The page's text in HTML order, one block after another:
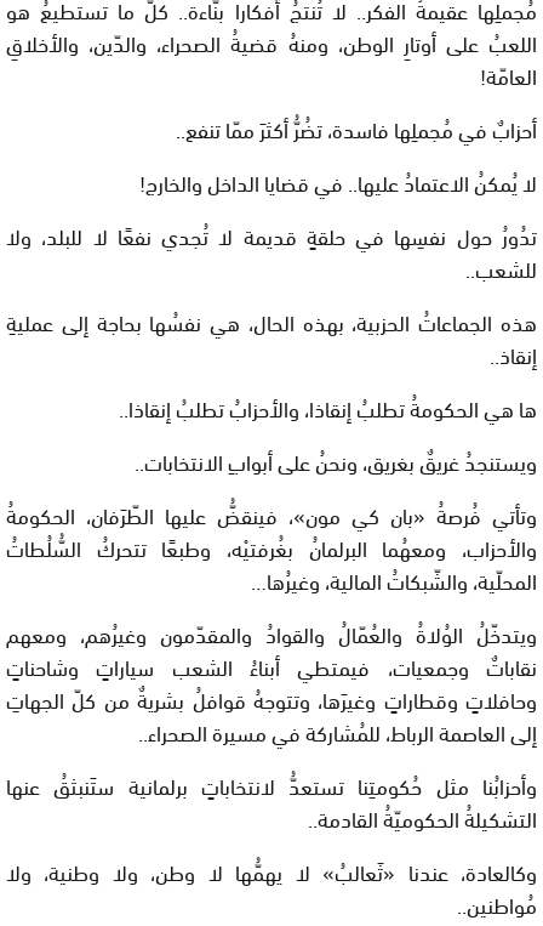
مُجملِها عقيمةُ الفكر.. لا تُنتجُ أفكارا بنّاءة.. كلُّ ما تستطيعُ هو
اللعبُ على أوتارِ الوطن، ومنهُ قضيةُ الصحراء، والدّين، والأخلاقِ
العامّة!
أحزابٌ في مُجملِها فاسدة، تضُرُّ أكثرَ ممّا تنفع..
لا يُمكنُ الاعتمادُ عليها.. في قضايا الداخل والخارج!
تدُورُ حول نفسِها في حلقةٍ قديمة لا تُجدي نفعًا لا للبلد، ولا
للشعب..
هذه الجماعاتُ الحزبية، بهذه الحال، هي نفسُها بحاجة إلى عمليةِ
إنقاذ..
ها هي الحكومةُ تطلبُ إنقاذا، والأحزابُ تطلبُ إنقاذا..
ويستنجدُ غريقٌ بغريق، ونحنُ على أبوابِ الانتخابات..
وتأتي فُرصةُ «بان كي مون»، فينقضُّ عليها الطّرَفان، الحكومةُ
والأحزاب، ومعهُما البرلمانُ بغُرفتيْه، وطبعًا تتحركُ السُّلُطاتُ
المحلّية، والشّبكاتُ المالية، وغيرُها…
ويتدخّلُ الوُلاةُ والعُمّالُ والقوادُ والمقدّمون وغيرُهم، ومعهم
نقاباتٌ وجمعيات، فيمتطي أبناءُ الشعب سياراتٍ وشاحناتٍ
وحافلاتٍ وقطاراتٍ وغيرَها، وتتوجهُ قوافلُ بشريةٌ من كلّ الجهاتِ
إلى العاصمة الرباط، للمُشاركة في مسيرة الصحراء..
وأحزابُنا مثل حُكومتِنا تستعدُّ لانتخاباتٍ برلمانية ستَنبثقُ عنها
التشكيلةُ الحكوميّةُ القادمة..
وكالعادة، عندنا «ثَعالبُ» لا يهمُّها لا وطن، ولا وطنية، ولا
مُواطنين..